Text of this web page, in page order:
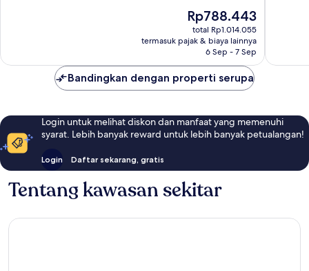
Harga
sekarang
Rp788.443
Rp788.443
total Rp1.014.055
termasuk pajak & biaya lainnya
6 Sep - 7 Sep
Bandingkan dengan properti serupa
Login untuk melihat diskon dan manfaat yang memenuhi
syarat. Lebih banyak reward untuk lebih banyak petualangan!
Login Daftar sekarang, gratis
Tentang kawasan sekitar